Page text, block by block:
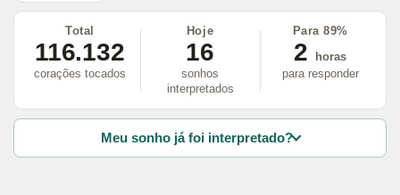
Total
116.132
corações tocados
Hoje
16
sonhos
interpretados
Para 89%
2
horas
para responder
Meu sonho já foi interpretado?